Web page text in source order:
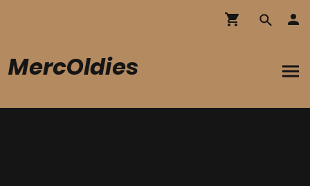
MercOldies